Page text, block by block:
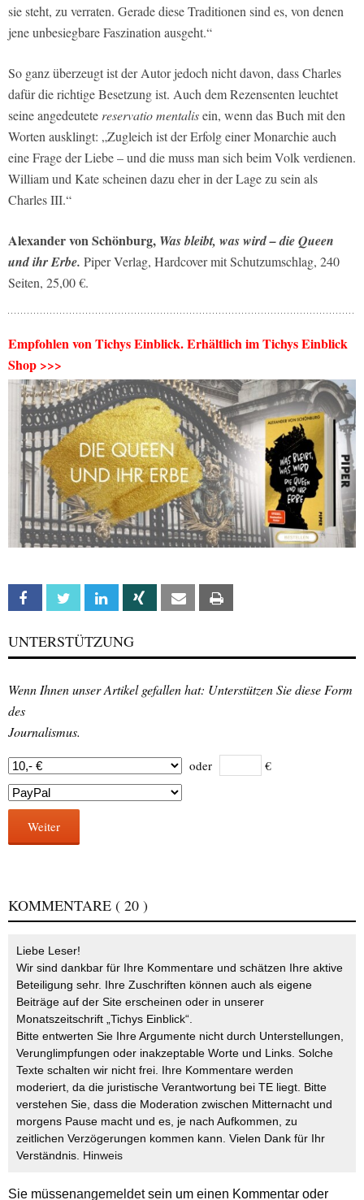
sie steht, zu verraten. Gerade diese Traditionen sind es, von denen
jene unbesiegbare Faszination ausgeht.“
So ganz überzeugt ist der Autor jedoch nicht davon, dass Charles
dafür die richtige Besetzung ist. Auch dem Rezensenten leuchtet
seine angedeutetereservatio mentalisein, wenn das Buch mit den
Worten ausklingt: „Zugleich ist der Erfolg einer Monarchie auch
eine Frage der Liebe – und die muss man sich beim Volk verdienen.
William und Kate scheinen dazu eher in der Lage zu sein als
Charles III.“
Alexander von Schönburg, Was bleibt, was wird – die Queen
und ihr Erbe. Piper Verlag, Hardcover mit Schutzumschlag, 240
Seiten, 25,00 €.
Empfohlen von Tichys Einblick. Erhältlich im Tichys Einblick
Shop >>>
Facebook Twitter Linkedin Xing Email
UNTERSTÜTZUNG
Wenn Ihnen unser Artikel gefallen hat: Unterstützen Sie diese Form
des
Journalismus.
oder €
Weiter
KOMMENTARE ( 20 )
Liebe Leser!
Wir sind dankbar für Ihre Kommentare und schätzen Ihre aktive
Beteiligung sehr. Ihre Zuschriften können auch als eigene
Beiträge auf der Site erscheinen oder in unserer
Monatszeitschrift „Tichys Einblick“.
Bitte entwerten Sie Ihre Argumente nicht durch Unterstellungen,
Verunglimpfungen oder inakzeptable Worte und Links. Solche
Texte schalten wir nicht frei. Ihre Kommentare werden
moderiert, da die juristische Verantwortung bei TE liegt. Bitte
verstehen Sie, dass die Moderation zwischen Mitternacht und
morgens Pause macht und es, je nach Aufkommen, zu
zeitlichen Verzögerungen kommen kann. Vielen Dank für Ihr
Verständnis. Hinweis
Sie müssenangemeldetsein um einen Kommentar oder